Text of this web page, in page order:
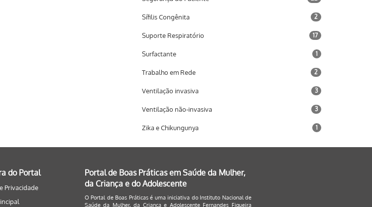
Sífilis Congênita 2
Suporte Respiratório 17
Surfactante 1
Trabalho em Rede 2
Ventilação invasiva 3
Ventilação não-invasiva 3
Zika e Chikungunya 1
do Portal
Privacidade
Portal de Boas Práticas em Saúde da Mulher,
da Criança e do Adolescente
O Portal de Boas Práticas é uma iniciativa do Instituto Nacional de
Saúde da Mulher, da Criança e Adolescente Fernandes Figueira